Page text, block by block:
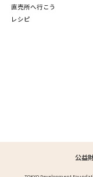
直売所へ行こう
レシピ
公益